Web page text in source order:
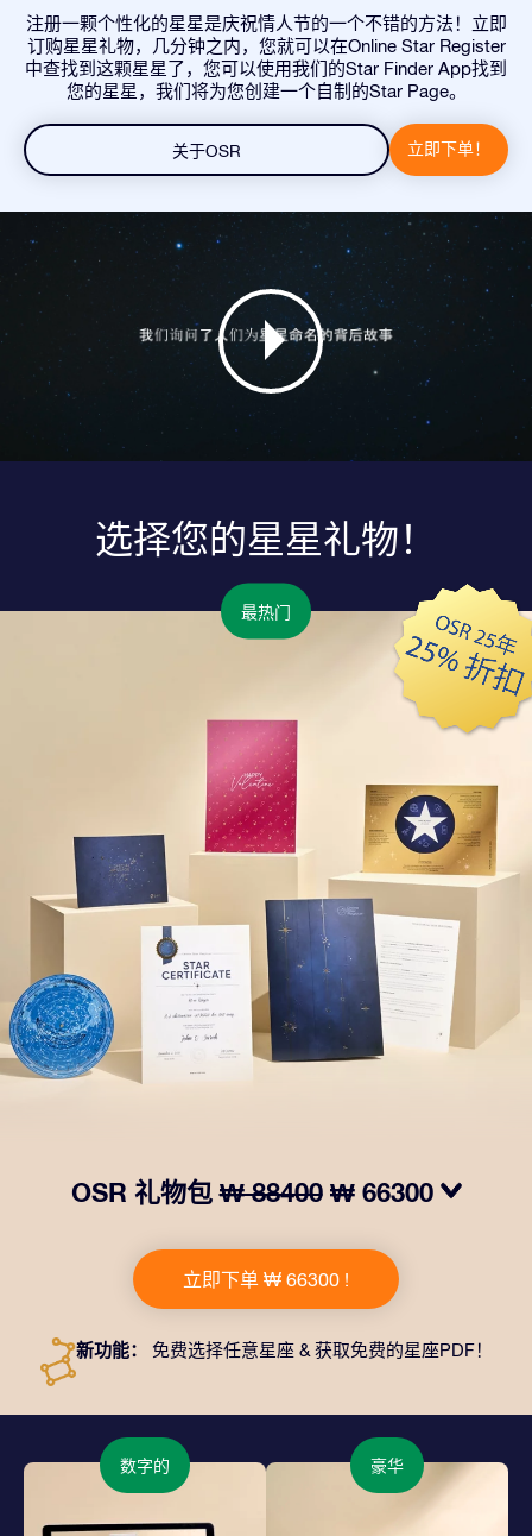
注册一颗个性化的星星是庆祝情人节的一个不错的方法！立即
订购星星礼物，几分钟之内，您就可以在Online Star Register
中查找到这颗星星了，您可以使用我们的Star Finder App找到
您的星星，我们将为您创建一个自制的Star Page。
关于OSR 立即下单！
选择您的星星礼物！
最热门
OSR 礼物包₩ 88400 ₩ 66300
一个精美的信封、寄往您的收货地址的个性化文档、电子
文件以及免费应用程序。这是一种向亲友赠送永恒礼物的
神奇方式。
立即下单 ₩ 66300 !
新功能： 免费选择任意星座 & 获取免费的星座PDF！
数字的 豪华